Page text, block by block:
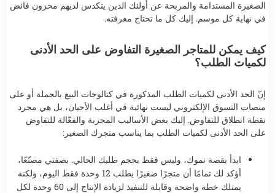
الصغيرة المستدامة والمربحة عن أولئك الذين يتكدس لديهم مخزون فائض
في نهاية كل موسم. إليك كل ما تحتاج معرفته.
كيف يمكن للمتاجر الصغيرة التفاوض على الحد الأدنى
لكميات الطلب؟
إنّ الحد الأدنى لكميات الطلب المذكورة في كتالوجات البيع بالجملة أو على
منصات التسوق الإلكتروني ليست نهائية في أغلب الأحيان، بل هي مجرد
نقطة انطلاق للتفاوض. إليك بعض الأساليب المجربة والفعّالة للتفاوض
على الحد الأدنى لكميات الطلب بما يناسب متجرك الصغير:
ابدأ بقصة نموك، وليس فقط بحجم طلبك الحالي. بصفتي مصنّعًا،
أؤكد لك تمامًا أن متجرًا صغيرًا يطلب 12 وحدة فقط اليوم، ولكنه
يمتلك خطة واضحة وقابلة للتنفيذ لزيادة الإنتاج إلى 60 وحدة لكل